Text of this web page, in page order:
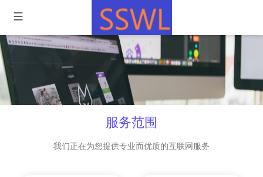
服务范围
我们正在为您提供专业而优质的互联网服务